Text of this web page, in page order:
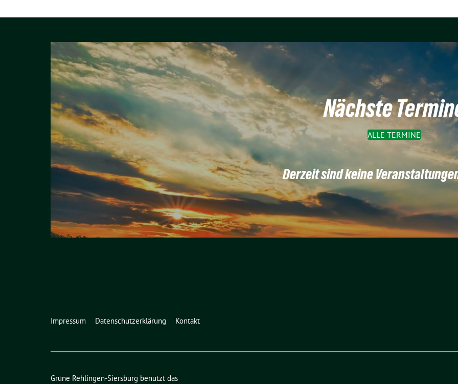
Nächste
ALLE TERMINE
Derzeit sind keine
Impressum Datenschutzerklärung Kontakt
Grüne Rehlingen-Siersburg benutzt das